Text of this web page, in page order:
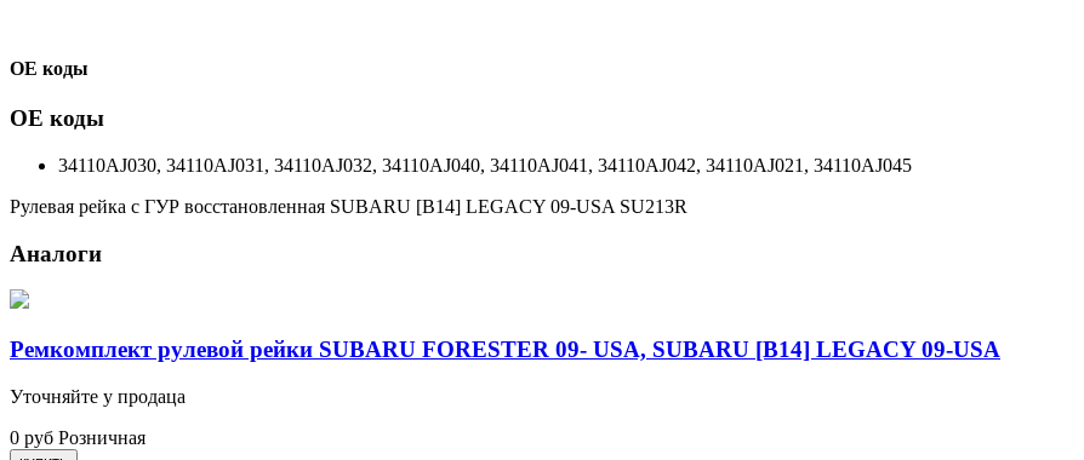
ОЕ коды
ОЕ коды
34110AJ030, 34110AJ031, 34110AJ032, 34110AJ040, 34110AJ041, 34110AJ042, 34110AJ021, 34110AJ045
Рулевая рейка с ГУР восстановленная SUBARU [B14] LEGACY 09-USA SU213R
Аналоги
Ремкомплект рулевой рейки SUBARU FORESTER 09- USA, SUBARU [B14] LEGACY 09-USA
Уточняйте у продаца
0 руб Розничная